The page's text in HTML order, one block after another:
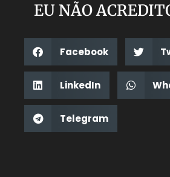
EU NÃO
Facebook
LinkedIn
Telegram